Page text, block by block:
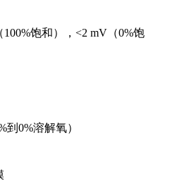
100%饱和），<2 mV（0%饱
到0%溶解氧）